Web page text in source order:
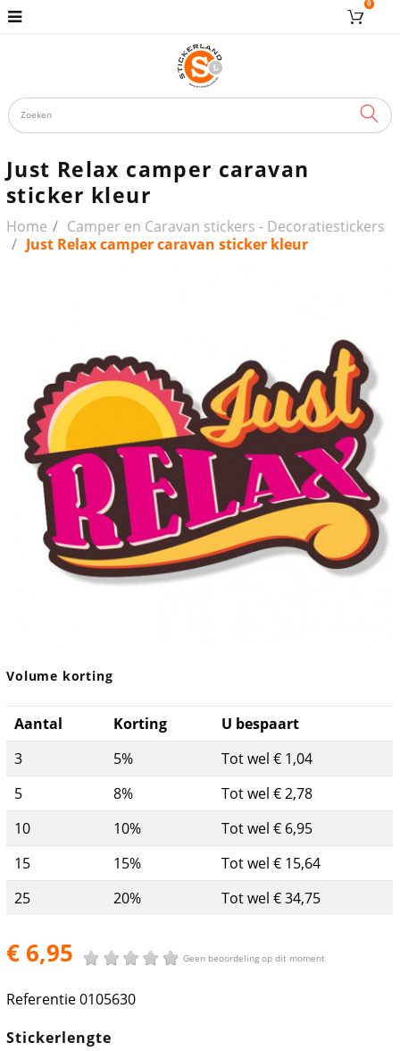
0
Just Relax camper caravan
sticker kleur
Home
Camper en Caravan stickers - Decoratiestickers
Just Relax camper caravan sticker kleur
Volume korting
Aantal Korting
U bespaart
3
5%
Tot wel € 1,04
5
8%
Tot wel € 2,78
10
10%
Tot wel € 6,95
15
15%
Tot wel € 15,64
25
20% Tot wel € 34,75
€ 6,95 Geen beoordeling op dit moment
Referentie0105630
Stickerlengte